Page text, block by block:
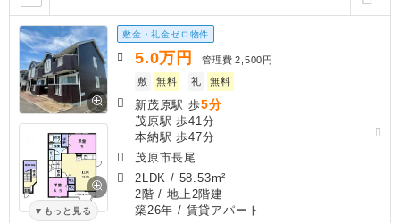
もっと見る
敷金・礼金ゼロ物件
5.0万円 管理費 2,500円
敷
無料 礼 無料
新茂原駅 歩5分
茂原駅 歩41分
本納駅 歩47分
茂原市長尾
2LDK / 58.53m²
2階 / 地上2階建
築26年 / 賃貸アパート